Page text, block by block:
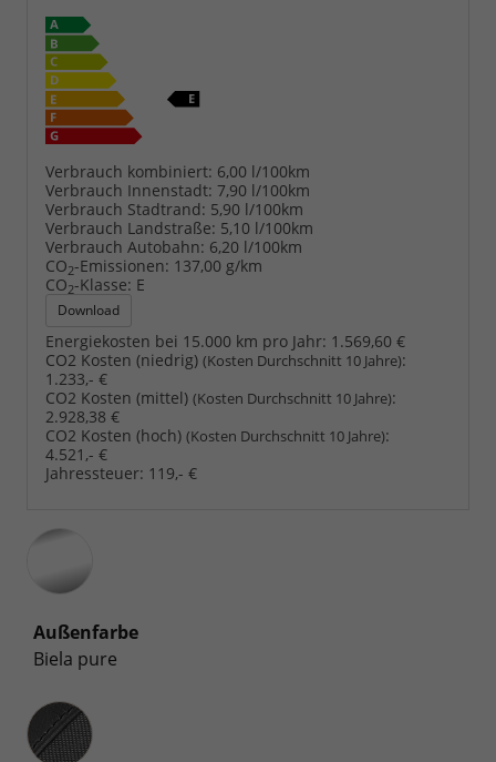
Verbrauch kombiniert: 6,00 l/100km
Verbrauch Innenstadt: 7,90 l/100km
Verbrauch Stadtrand: 5,90 l/100km
Verbrauch Landstraße: 5,10 l/100km
Verbrauch Autobahn: 6,20 l/100km
CO2-Emissionen: 137,00 g/km
CO2-Klasse: E
Download
Energiekosten bei 15.000 km pro Jahr: 1.569,60 €
CO2 Kosten (niedrig) (Kosten Durchschnitt 10 Jahre):
1.233,- €
CO2 Kosten (mittel) (Kosten Durchschnitt 10 Jahre):
2.928,38 €
CO2 Kosten (hoch) (Kosten Durchschnitt 10 Jahre):
4.521,- €
Jahressteuer: 119,- €
Außenfarbe
Biela pure
Innenausstattung